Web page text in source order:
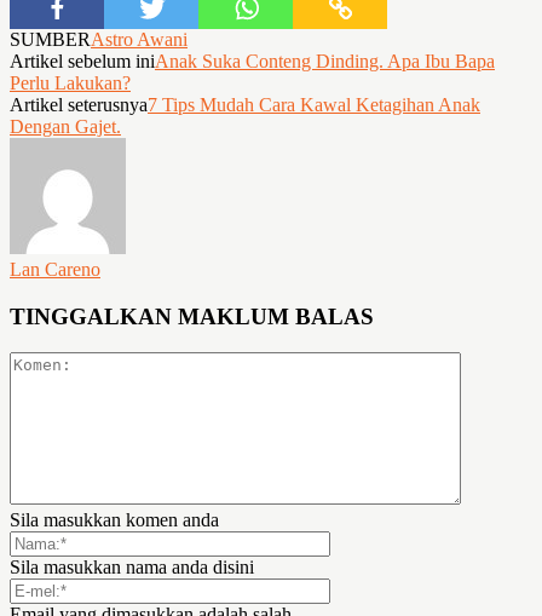
SUMBERAstro Awani
Artikel sebelum iniAnak Suka Conteng Dinding. Apa Ibu Bapa
Perlu Lakukan?
Artikel seterusnya7 Tips Mudah Cara Kawal Ketagihan Anak
Dengan Gajet.
Lan Careno
TINGGALKAN MAKLUM BALAS
Sila masukkan komen anda
Sila masukkan nama anda disini